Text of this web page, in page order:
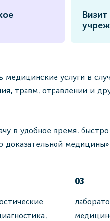
услуги в
травм, отравлений и
в удобное время,
03